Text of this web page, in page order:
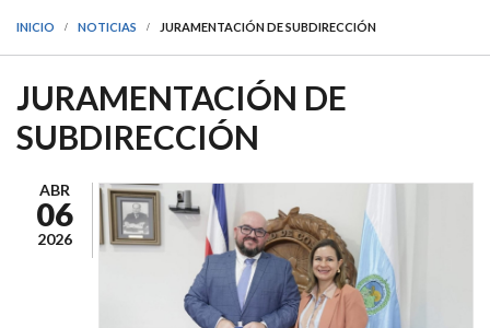
INICIO NOTICIAS JURAMENTACIÓN DE SUBDIRECCIÓN
JURAMENTACIÓN DE
SUBDIRECCIÓN
ABR
06
2026